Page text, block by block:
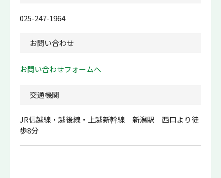
025-247-1964
お問い合わせ
お問い合わせフォームへ
交通機関
JR信越線・越後線・上越新幹線 新潟駅 西口より徒
歩8分